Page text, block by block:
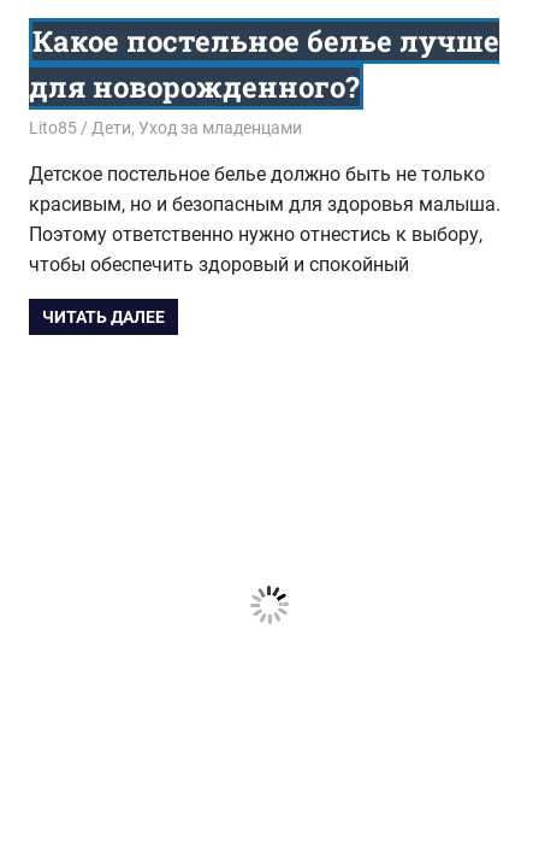
Какое постельное белье лучше
для новорожденного?
03.09.2017
Lito85 Дети, Уход за младенцами
Детское постельное белье должно быть не только
красивым, но и безопасным для здоровья малыша.
Поэтому ответственно нужно отнестись к выбору,
чтобы обеспечить здоровый и спокойный
ЧИТАТЬ ДАЛЕЕ